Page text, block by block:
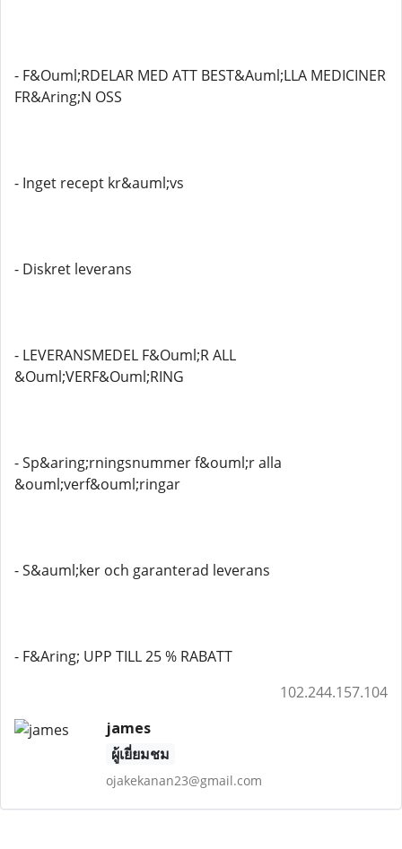
- F&Ouml;RDELAR MED ATT BEST&Auml;LLA MEDICINER
FR&Aring;N OSS
- Inget recept kr&auml;vs
- Diskret leverans
- LEVERANSMEDEL F&Ouml;R ALL
&Ouml;VERF&Ouml;RING
- Sp&aring;rningsnummer f&ouml;r alla
&ouml;verf&ouml;ringar
- S&auml;ker och garanterad leverans
- F&Aring; UPP TILL 25 % RABATT
102.244.157.104
james
ผู้เยี่ยมชม
ojakekanan23@gmail.com